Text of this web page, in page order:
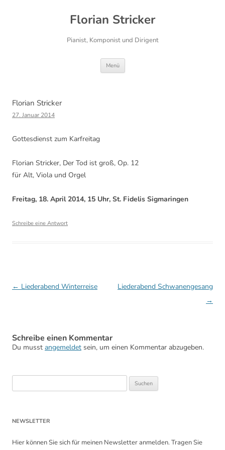
Florian Stricker
Pianist, Komponist und Dirigent
Menü Zum
springen
Florian Stricker
27. Januar 2014
Gottesdienst zum Karfreitag
Florian Stricker, Der Tod ist groß, Op. 12
für Alt, Viola und Orgel
Freitag, 18. April 2014, 15 Uhr, St. Fidelis Sigmaringen
Schreibe eine Antwort
Beitragsnavigation
← Liederabend Winterreise
Liederabend Schwanengesang
→
Schreibe einen Kommentar
Du musst angemeldet sein, um einen Kommentar abzugeben.
nach:
NEWSLETTER
Hier können Sie sich für meinen Newsletter anmelden. Tragen Sie